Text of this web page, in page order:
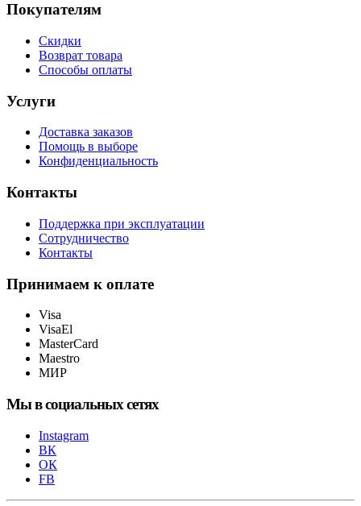
Покупателям
Скидки
Возврат товара
Способы оплаты
Услуги
Доставка заказов
Помощь в выборе
Конфиденциальность
Контакты
Поддержка при эксплуатации
Сотрудничество
Контакты
Принимаем к оплате
Visa
VisaEl
MasterCard
Maestro
МИР
Мы в социальных сетях
Instagram
ВК
ОК
FB